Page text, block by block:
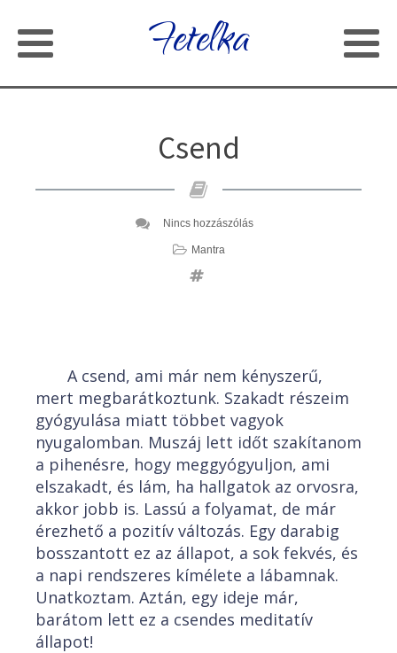
Fetelka
Csend
Nincs hozzászólás
Mantra
A csend, ami már nem kényszerű,
mert megbarátkoztunk. Szakadt részeim
gyógyulása miatt többet vagyok
nyugalomban. Muszáj lett időt szakítanom
a pihenésre, hogy meggyógyuljon, ami
elszakadt, és lám, ha hallgatok az orvosra,
akkor jobb is. Lassú a folyamat, de már
érezhető a pozitív változás. Egy darabig
bosszantott ez az állapot, a sok fekvés, és
a napi rendszeres kímélete a lábamnak.
Unatkoztam. Aztán, egy ideje már,
barátom lett ez a csendes meditatív
állapot!